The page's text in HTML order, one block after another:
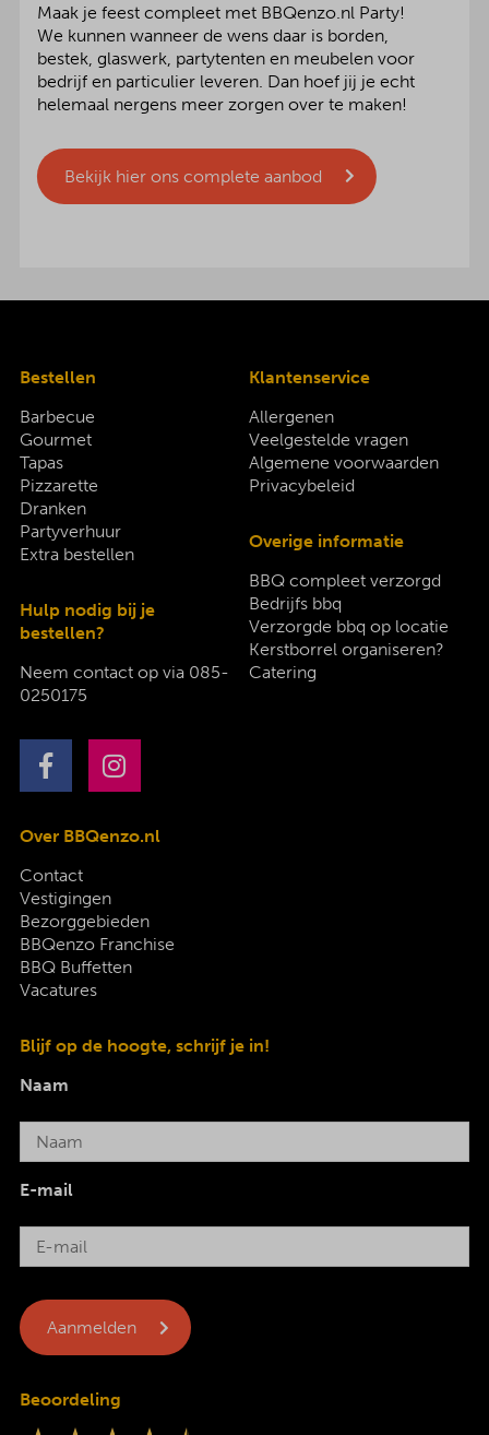
Maak je feest compleet met BBQenzo.nl Party!
We kunnen wanneer de wens daar is borden,
bestek, glaswerk, partytenten en meubelen voor
bedrijf en particulier leveren. Dan hoef jij je echt
helemaal nergens meer zorgen over te maken!
Bekijk hier ons complete aanbod
Bestellen
Barbecue
Gourmet
Tapas
Pizzarette
Dranken
Partyverhuur
Extra bestellen
Hulp nodig bij je
bestellen?
Neem contact op via 085-
0250175
Klantenservice
Allergenen
Veelgestelde vragen
Algemene voorwaarden
Privacybeleid
Overige informatie
BBQ compleet verzorgd
Bedrijfs bbq
Verzorgde bbq op locatie
Kerstborrel organiseren?
Catering
Over BBQenzo.nl
Contact
Vestigingen
Bezorggebieden
BBQenzo Franchise
BBQ Buffetten
Vacatures
Blijf op de hoogte, schrijf je in!
Naam
E-mail
Beoordeling